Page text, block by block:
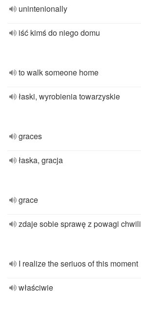
unintenionally
iść kimś do niego domu
to walk someone home
łaski, wyrobienia towarzyskie
graces
łaska, gracja
grace
zdaje sobie sprawę z powagi chwili
I realize the seriuos of this moment
właściwie